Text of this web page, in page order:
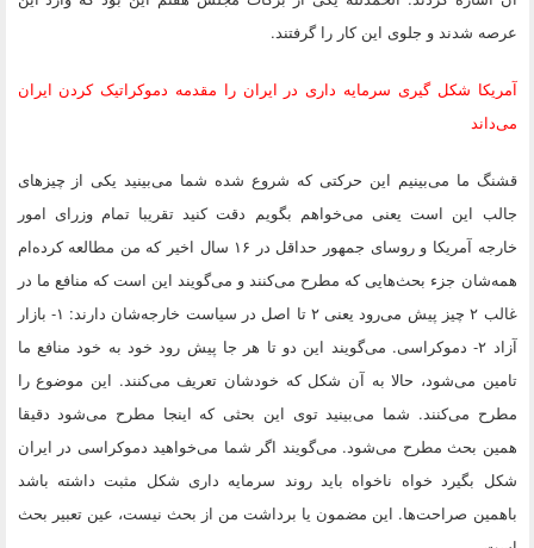
عرصه شدند و جلوی این کار را گرفتند.
آمریکا شکل گیری سرمایه داری در ایران را مقدمه دموکراتیک کردن ایران
می‌داند
قشنگ ما می‌بینیم این حرکتی که شروع شده شما می‌بینید یکی از چیزهای
جالب این است یعنی می‌خواهم بگویم دقت کنید تقریبا تمام وزرای امور
خارجه آمریکا و روسای جمهور حداقل در ۱۶ سال اخیر که من مطالعه کرده‌ام
همه‌شان جزء بحث‌هایی که مطرح می‌کنند و می‌گویند این است که منافع ما در
غالب ۲ چیز پیش می‌رود یعنی ۲ تا اصل در سیاست خارجه‌شان دارند: ۱- بازار
آزاد ۲- دموکراسی. می‌گویند این دو تا هر جا پیش رود خود به خود منافع ما
تامین می‌شود، حالا به آن شکل که خودشان تعریف می‌کنند. این موضوع را
مطرح می‌کنند. شما می‌بینید توی این بحثی که اینجا مطرح می‌شود دقیقا
همین بحث مطرح می‌شود. می‌گویند اگر شما می‌خواهید دموکراسی در ایران
شکل بگیرد خواه ناخواه باید روند سرمایه داری شکل مثبت داشته باشد
باهمین صراحت‌ها. این مضمون یا برداشت من از بحث نیست، عین تعبیر بحث